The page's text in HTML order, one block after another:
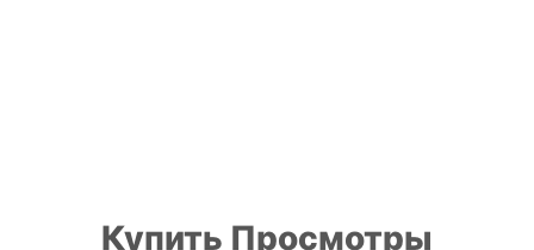
Купить Просмотры